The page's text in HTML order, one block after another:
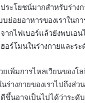
ประโยชน์มากสำหรับร่าง
บย่อยอาหารของเราใน
ากไฟเบอร์แล้วยังพบเอ
อร์โมนในร่างกายและร
ยเพิ่มการไหลเวียนของโ
ร่างกายของเราไปถึงส่
ดีขึ้นอาจเป็นไปได้ว่าระ